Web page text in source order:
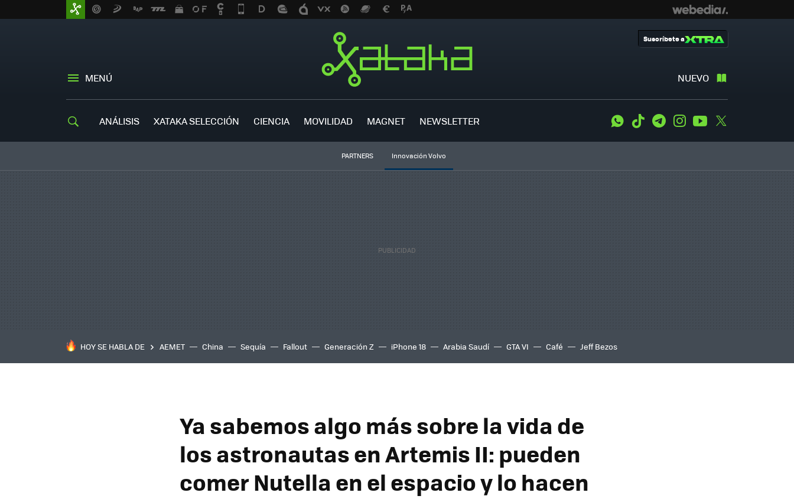
MENÚ NUEVO
Suscríbete a
ANÁLISIS XATAKA SELECCIÓN CIENCIA MOVILIDAD MAGNET NEWSLETTER WhatsApp
Tiktok TelegramInstagramYoutube
PARTNERS Innovación Volvo
HOY SE HABLA DE AEMET China Sequía Fallout Generación Z iPhone 18 Arabia Saudí GTA VI Café Jeff Bezos
Ya sabemos algo más sobre la vida de
los astronautas en Artemis II: pueden
comer Nutella en el espacio y lo hacen